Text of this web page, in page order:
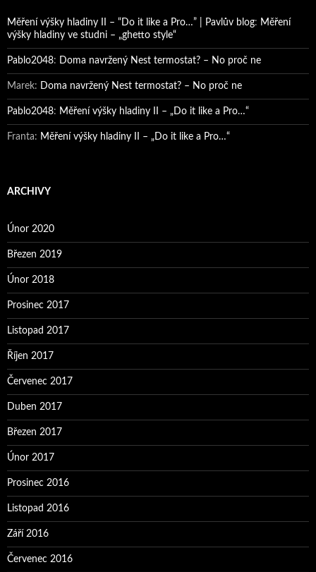
Měření výšky hladiny II – “Do it like a Pro…” | Pavlův blog: Měření
výšky hladiny ve studni – „ghetto style“
Pablo2048: Doma navržený Nest termostat? – No proč ne
Marek: Doma navržený Nest termostat? – No proč ne
Pablo2048: Měření výšky hladiny II – „Do it like a Pro…“
Franta: Měření výšky hladiny II – „Do it like a Pro…“
ARCHIVY
Únor 2020
Březen 2019
Únor 2018
Prosinec 2017
Listopad 2017
Říjen 2017
Červenec 2017
Duben 2017
Březen 2017
Únor 2017
Prosinec 2016
Listopad 2016
Září 2016
Červenec 2016